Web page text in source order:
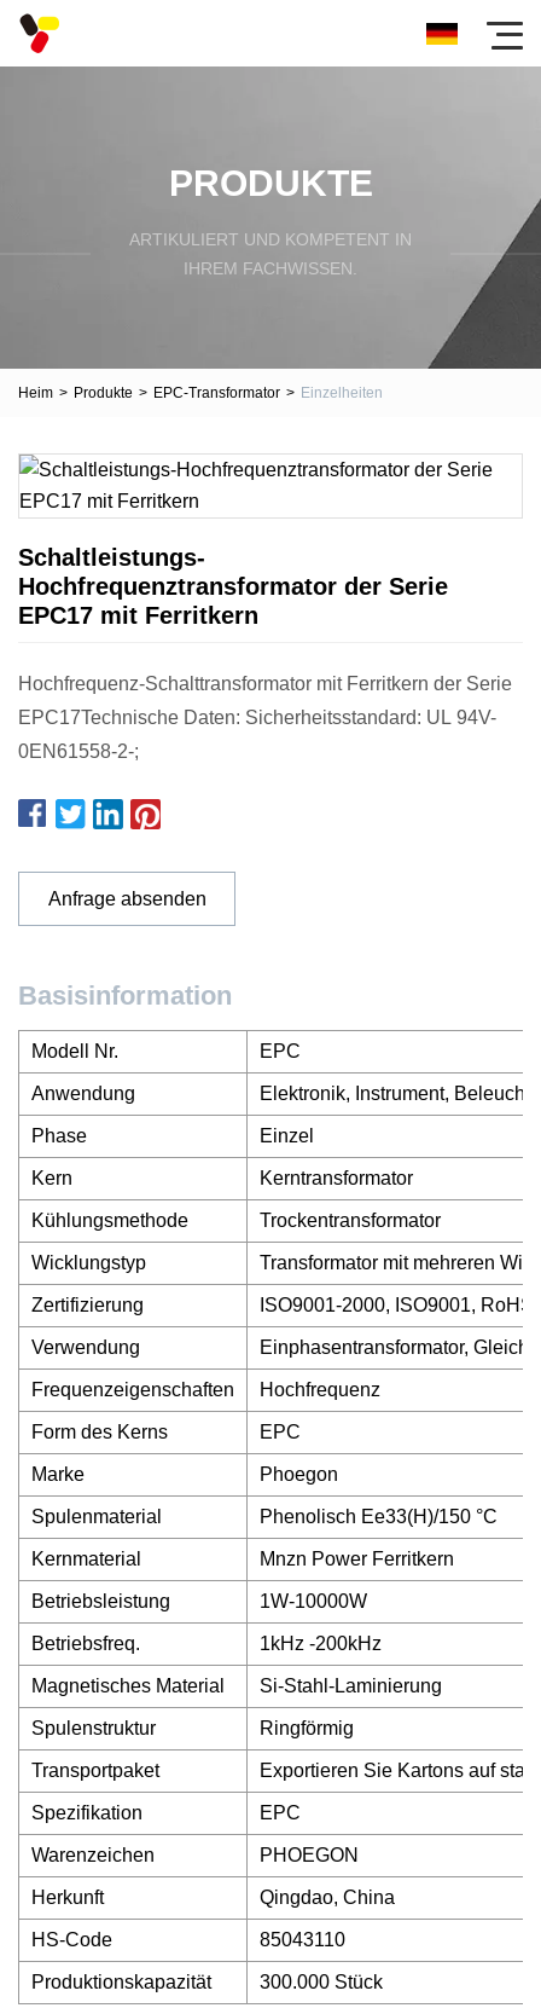
PRODUKTE
ARTIKULIERT UND KOMPETENT IN
IHREM FACHWISSEN.
Heim > Produkte > EPC-Transformator > Einzelheiten
Schaltleistungs-
Hochfrequenztransformator der Serie
EPC17 mit Ferritkern
Hochfrequenz-Schalttransformator mit Ferritkern der Serie
EPC17Technische Daten: Sicherheitsstandard: UL 94V-
0EN61558-2-;
Anfrage absenden
Basisinformation
Modell Nr. EPC
Anwendung Elektronik, Instrument,
Phase Einzel
Kern Kerntransformator
Kühlungsmethode Trockentransformator
Wicklungstyp Transformator mit mehreren
Zertifizierung ISO9001-2000, ISO9001, RoHS
Verwendung Einphasentransformator,
Frequenzeigenschaften Hochfrequenz
Form des Kerns EPC
Marke Phoegon
Spulenmaterial Phenolisch Ee33(H)/150 °C
Kernmaterial Mnzn Power Ferritkern
Betriebsleistung 1W-10000W
Betriebsfreq. 1kHz -200kHz
Magnetisches Material Si-Stahl-Laminierung
Spulenstruktur Ringförmig
Transportpaket Exportieren Sie Kartons auf
Spezifikation EPC
Warenzeichen PHOEGON
Herkunft Qingdao, China
HS-Code 85043110
Produktionskapazität 300.000 Stück